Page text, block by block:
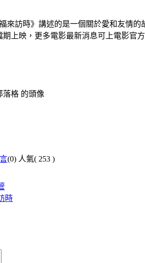
來訪時》講述的是一個關於愛和友情
期上映，更多電影最新消息可上電影官
(0) 人氣( 253 )
時